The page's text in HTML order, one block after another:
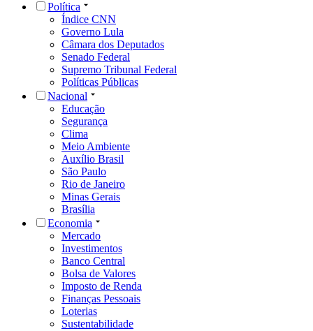
Política
Índice CNN
Governo Lula
Câmara dos Deputados
Senado Federal
Supremo Tribunal Federal
Políticas Públicas
Nacional
Educação
Segurança
Clima
Meio Ambiente
Auxílio Brasil
São Paulo
Rio de Janeiro
Minas Gerais
Brasília
Economia
Mercado
Investimentos
Banco Central
Bolsa de Valores
Imposto de Renda
Finanças Pessoais
Loterias
Sustentabilidade